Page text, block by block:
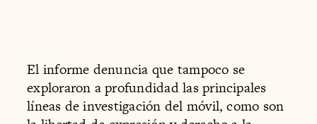
El informe denuncia que tampoco se
exploraron a profundidad las principales
líneas de investigación del móvil, como son